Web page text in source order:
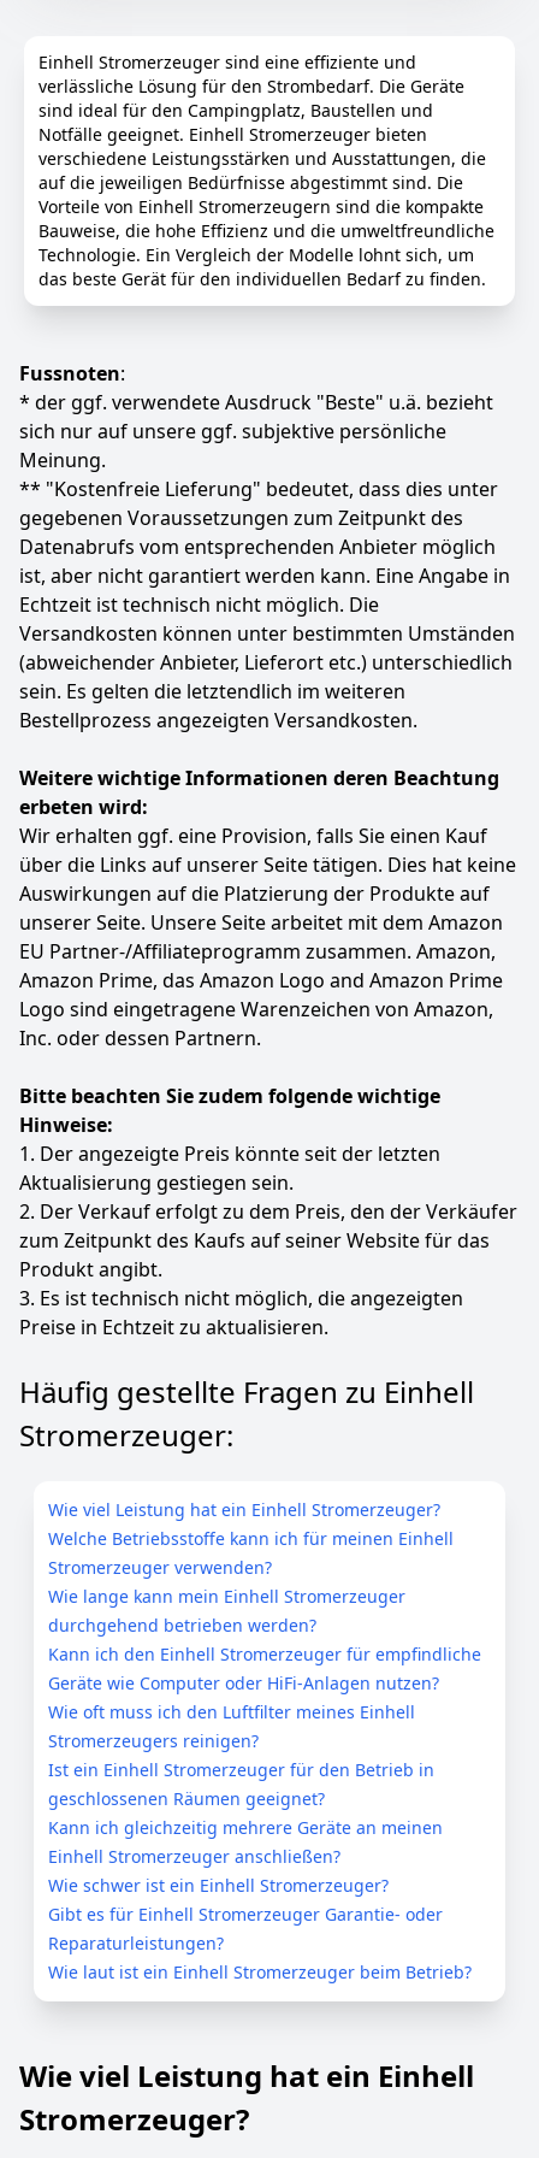
ursprünglichen Endbenutzer ("Garantiezeitraum")
sowie lebenslangen kostenlosen technischen Support
und Kundendienst.
Farbe Hersteller
Orange maXpeedingrods 18 kg
35390 €
UVP:399,99 € -12%
Anzeigen
【Ultraleicht und extrem leise】Nur 12,8 kg – kompakt
und leicht zu transportieren. Mit nur 57 dB bei 25 %
Last (7 m Abstand) arbeitet dieses Notstromaggregat
Benzin leise und angenehm – vergleichbar mit einem
normalen Gespräch. Ideal für Campingplätze,
Festivals, Garten oder Vanlife
【Lange Laufzeit mit Eco-Modus】AIVOLT
Notstromaggregat 1400 Watt läuft 8 Stunden bei 25
%, 5.5 Stunden bei 50 % Last, 4 Stunden bei 75 % Last,
3.1 Stunden bei 100% Last. Im Eco-Modus kann die
【Multifunktion-Bedienfeld und Kombinierbar
Bausatz】 ein AC-Steckdosen,ein 12V DC Steckdosen
und zwei 5V USB-Steckdose, die verschiedene
Anforderungen erfüllen können. Eco-Modus Schalter
kann Kraftstoff sparen. Mit den 3 LED-Anzeige und ein
Zeitschaltuhr können Sie den Status der Maschine
jederzeit überwachen. Mit Kombinierbar Bausatz kann
dieser inverter stromgenerator mit einem anderen
1400 Watt AIVOLT inverter stromgenerator verbunden
werden, um die Ausgangsleistung zu verdoppeln
【Ideal für Camping, Festival & Notstrom zuhause】
Perfekt für Wohnmobil, Camping, Garten, Baustelle
oder als Ersatzstrom bei Stromausfall. Kompakt,
zuverlässig und jederzeit einsatzbereit – Ihr mobiler
Stromgenerator für jede Situation
1,4 Kw AIVOLT 12,8 kg
24999 €
Anzeigen
Einhell Stromerzeuger sind eine effiziente und
verlässliche Lösung für den Strombedarf. Die Geräte
sind ideal für den Campingplatz, Baustellen und
Notfälle geeignet. Einhell Stromerzeuger bieten
verschiedene Leistungsstärken und Ausstattungen, die
auf die jeweiligen Bedürfnisse abgestimmt sind. Die
Vorteile von Einhell Stromerzeugern sind die kompakte
Bauweise, die hohe Effizienz und die umweltfreundliche
Technologie. Ein Vergleich der Modelle lohnt sich, um
das beste Gerät für den individuellen Bedarf zu finden.
Fussnoten:
* der ggf. verwendete Ausdruck "Beste" u.ä. bezieht
sich nur auf unsere ggf. subjektive persönliche
Meinung.
** "Kostenfreie Lieferung" bedeutet, dass dies unter
gegebenen Voraussetzungen zum Zeitpunkt des
Datenabrufs vom entsprechenden Anbieter möglich
ist, aber nicht garantiert werden kann. Eine Angabe in
Echtzeit ist technisch nicht möglich. Die
Versandkosten können unter bestimmten Umständen
(abweichender Anbieter, Lieferort etc.) unterschiedlich
sein. Es gelten die letztendlich im weiteren
Bestellprozess angezeigten Versandkosten.
Weitere wichtige Informationen deren Beachtung
erbeten wird:
Wir erhalten ggf. eine Provision, falls Sie einen Kauf
über die Links auf unserer Seite tätigen. Dies hat keine
Auswirkungen auf die Platzierung der Produkte auf
unserer Seite. Unsere Seite arbeitet mit dem Amazon
EU Partner-/Affiliateprogramm zusammen. Amazon,
Amazon Prime, das Amazon Logo and Amazon Prime
Logo sind eingetragene Warenzeichen von Amazon,
Inc. oder dessen Partnern.
Bitte beachten Sie zudem folgende wichtige
Hinweise:
1. Der angezeigte Preis könnte seit der letzten
Aktualisierung gestiegen sein.
2. Der Verkauf erfolgt zu dem Preis, den der Verkäufer
zum Zeitpunkt des Kaufs auf seiner Website für das
Produkt angibt.
3. Es ist technisch nicht möglich, die angezeigten
Preise in Echtzeit zu aktualisieren.
Häufig gestellte Fragen zu Einhell
Stromerzeuger:
Wie viel Leistung hat ein Einhell Stromerzeuger?
Welche Betriebsstoffe kann ich für meinen Einhell
Stromerzeuger verwenden?
Wie lange kann mein Einhell Stromerzeuger
durchgehend betrieben werden?
Kann ich den Einhell Stromerzeuger für empfindliche
Geräte wie Computer oder HiFi-Anlagen nutzen?
Wie oft muss ich den Luftfilter meines Einhell
Stromerzeugers reinigen?
Ist ein Einhell Stromerzeuger für den Betrieb in
geschlossenen Räumen geeignet?
Kann ich gleichzeitig mehrere Geräte an meinen
Einhell Stromerzeuger anschließen?
Wie schwer ist ein Einhell Stromerzeuger?
Gibt es für Einhell Stromerzeuger Garantie- oder
Reparaturleistungen?
Wie laut ist ein Einhell Stromerzeuger beim Betrieb?
Wie viel Leistung hat ein Einhell
Stromerzeuger?